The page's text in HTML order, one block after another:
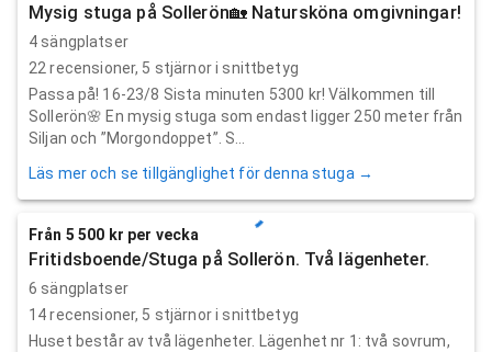
Mysig stuga på Sollerön🏡 Natursköna omgivningar!
4 sängplatser
22 recensioner, 5 stjärnor i snittbetyg
Passa på! 16-23/8 Sista minuten 5300 kr! Välkommen till
Sollerön🌸 En mysig stuga som endast ligger 250 meter från
Siljan och ”Morgondoppet”. S...
Läs mer och se tillgänglighet för denna stuga →
Från 5 500 kr per vecka
Fritidsboende/Stuga på Sollerön. Två lägenheter.
6 sängplatser
14recensioner, 5 stjärnor i snittbetyg
Huset består av två lägenheter. Lägenhet nr 1: två sovrum,